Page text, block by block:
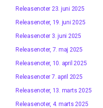
Releasenoter 23. juni 2025
Releasenoter, 19. juni 2025
Releasenoter 3. juni 2025
Releasenoter, 7. maj 2025
Releasenoter, 10. april 2025
Releasenoter 7. april 2025
Releasenoter, 13. marts 2025
Releasenoter, 4. marts 2025